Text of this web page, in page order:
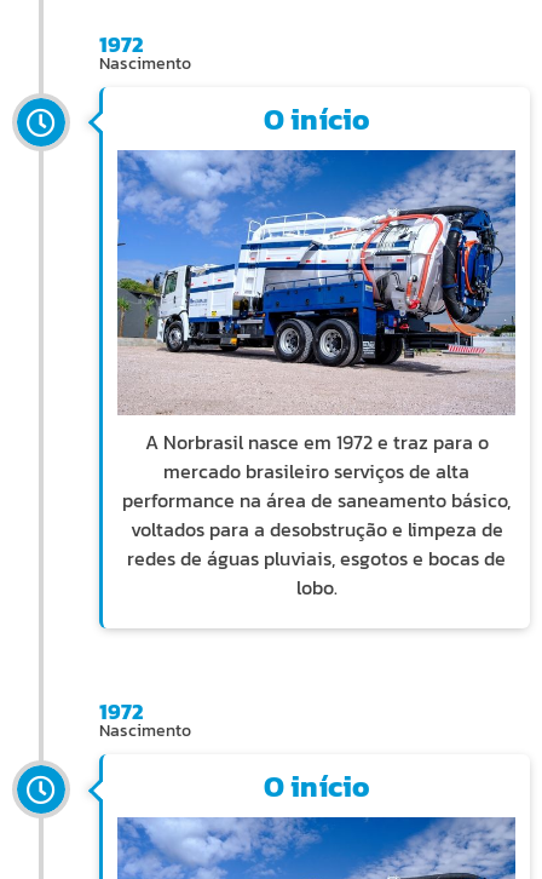
1972
Nascimento
O início
A Norbrasil nasce em 1972 e traz para o
mercado brasileiro serviços de alta
performance na área de saneamento básico,
voltados para a desobstrução e limpeza de
redes de águas pluviais, esgotos e bocas de
lobo.
1972
Nascimento
O início